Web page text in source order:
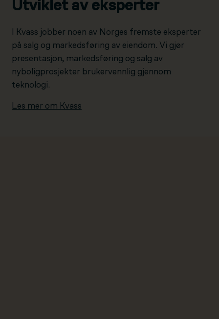
Utviklet av eksperter
I Kvass jobber noen av Norges fremste eksperter
på salg og markedsføring av eiendom. Vi gjør
presentasjon, markedsføring og salg av
nyboligprosjekter brukervennlig gjennom
teknologi.
Les mer om Kvass